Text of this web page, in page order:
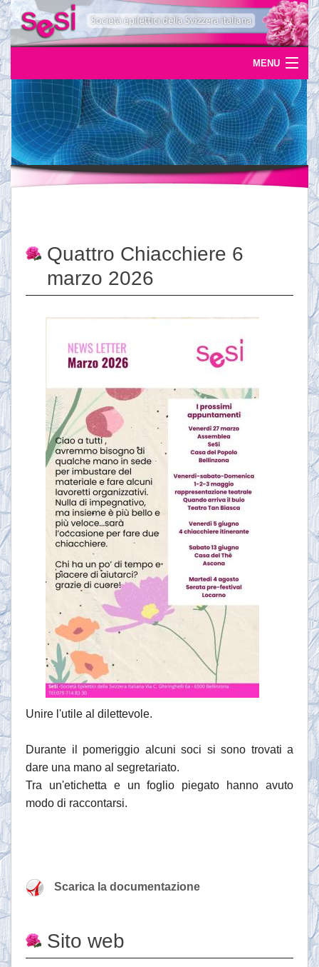
MENU
Home
Uscite
Eventi
News
Servizi
Documentazione
Ordinazioni
Quattro Chiacchiere 6
marzo 2026
Unire l'utile al dilettevole.
Durante il pomeriggio alcuni soci si sono trovati a
dare una mano al segretariato.
Tra un'etichetta e un foglio piegato hanno avuto
modo di raccontarsi.
Scarica la documentazione
Sito web